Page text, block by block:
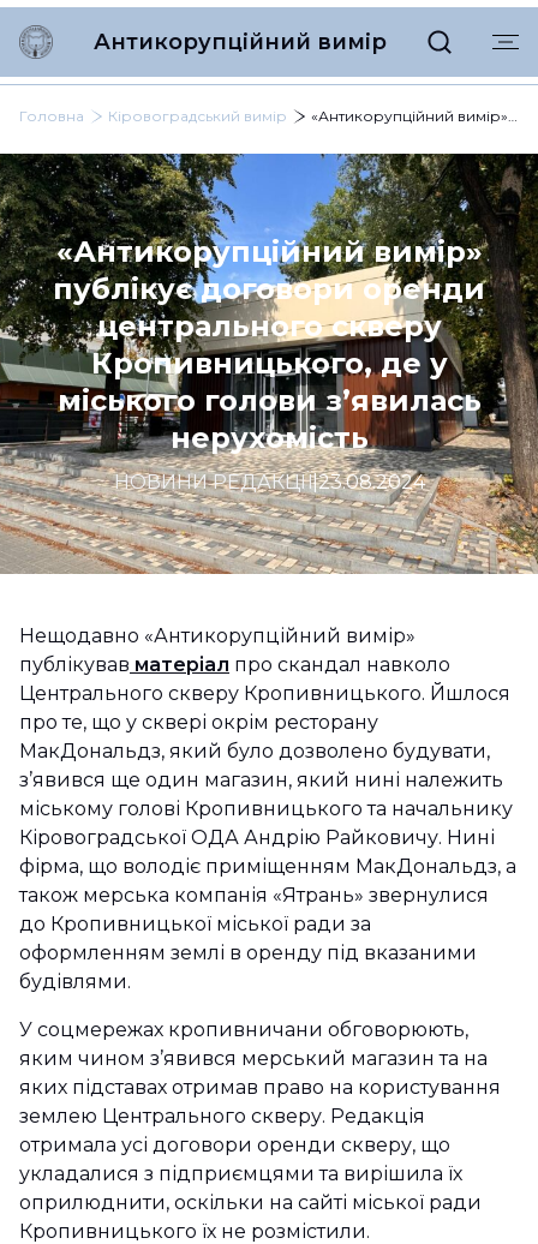
Антикорупційний вимір
Головна Кіровоградський вимір «Антикорупційний вимір» публікує договори оренди центрального скверу Кропивницького, де у міського голови з’явилась нерухомість
«Антикорупційний вимір»
публікує договори оренди
центрального скверу
Кропивницького, де у
міського голови з’явилась
нерухомість
НОВИНИ РЕДАКЦІЇ|23.08.2024
Нещодавно «Антикорупційний вимір»
публікував матеріал про скандал навколо
Центрального скверу Кропивницького. Йшлося
про те, що у сквері окрім ресторану
МакДональдз, який було дозволено будувати,
з’явився ще один магазин, який нині належить
міському голові Кропивницького та начальнику
Кіровоградської ОДА Андрію Райковичу. Нині
фірма, що володіє приміщенням МакДональдз, а
також мерська компанія «Ятрань» звернулися
до Кропивницької міської ради за
оформленням землі в оренду під вказаними
будівлями.
У соцмережах кропивничани обговорюють,
яким чином з’явився мерський магазин та на
яких підставах отримав право на користування
землею Центрального скверу. Редакція
отримала усі договори оренди скверу, що
укладалися з підприємцями та вирішила їх
оприлюднити, оскільки на сайті міської ради
Кропивницького їх не розмістили.